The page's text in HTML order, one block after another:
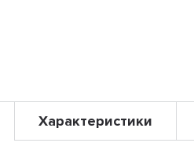
Характеристики